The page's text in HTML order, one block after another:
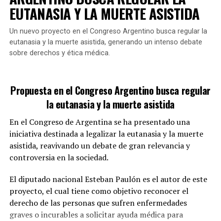
Si se aprueba en el Congreso, esta propuesta
representaría un cambio significativo en el tratamiento
penal de aquellos que colaboran en el encubrimiento de
GALMARINI FUE TITULAR DE AYSA
¿Cómo se limitará el uso de agua
potable?
La propuesta incluye laadopción de tecnologías
modernas que reduzcan el consumo de agua en
actividades de limpieza y mantenimiento.
Según
Galmarini, existen herramientas que permiten realizar
las mismas funciones con un uso de agua
significativamente menor que los métodos
EUTANASIA Y LA MUERTE ASISTIDA
Un nuevo proyecto en el Congreso Argentino busca regular la
eutanasia y la muerte asistida, generando un intenso debate
sobre derechos y ética médica.
Propuesta en el Congreso Argentino busca regular
la eutanasia y la muerte asistida
En el Congreso de Argentina se ha presentado una
iniciativa destinada a legalizar la eutanasia y la muerte
asistida, reavivando un debate de gran relevancia y
controversia en la sociedad.
El diputado nacional Esteban Paulón es el autor de este
proyecto, el cual tiene como objetivo reconocer el
derecho de las personas que sufren enfermedades
graves o incurables a solicitar ayuda médica para